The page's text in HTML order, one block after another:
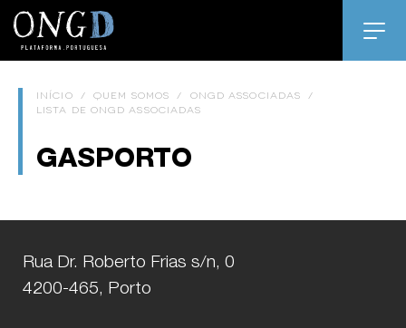
INÍCIO /QUEM SOMOS / ONGD ASSOCIADAS /
LISTA DE ONGD ASSOCIADAS
GASPORTO
Rua Dr. Roberto Frias s/n, 0
4200-465, Porto